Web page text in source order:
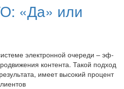
«Да» или
элек­трон­ной оче­ре­ди – эф­
кон­тен­та. Такой под­ход
имеет вы­со­кий про­цент